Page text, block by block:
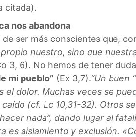
citada).
nos abandona
de ser más conscientes que,
nuestro, sino que
3, 6). No hemos de tener
mi pueblo” (Ex 3,7).“Un buen
el dolor. Muchas veces se
(cf. Lc 10,31-32). Otros
hacer nada”, dando lugar al
es aislamiento y exclusión.